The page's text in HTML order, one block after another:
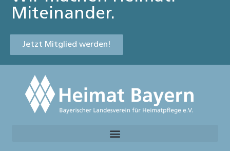
Miteinander.
Jetzt Mitglied werden!